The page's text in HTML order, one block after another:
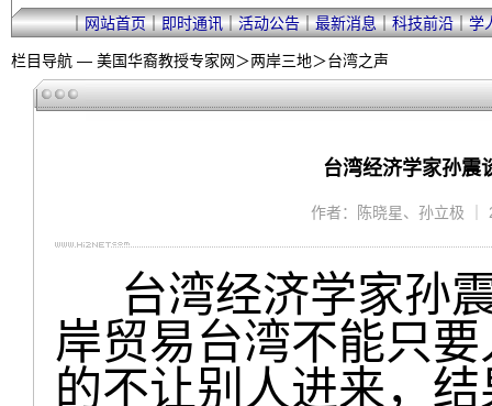
｜网站首页｜即时通讯｜活动公告｜最新消息｜科技前沿｜学
栏目导航 — 美国华裔教授专家网＞两岸三地＞台湾之声
台湾经济学家孙震
作者：陈晓星、孙立极
台湾经济学家孙
岸贸易台湾不能只
的不让别人进来，